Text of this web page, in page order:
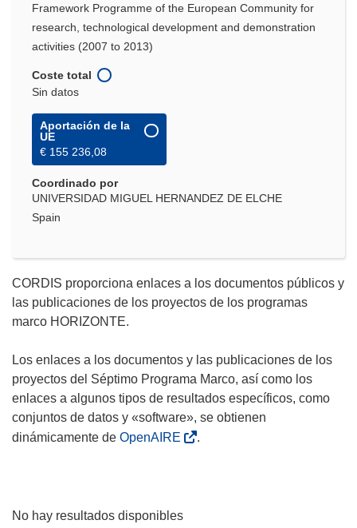
Framework Programme of the European Community for
research, technological development and demonstration
activities (2007 to 2013)
Coste total
Sin datos
Aportación de la
UE
€ 155 236,08
Coordinado por
UNIVERSIDAD MIGUEL HERNANDEZ DE ELCHE
Spain
CORDIS proporciona enlaces a los documentos públicos y
las publicaciones de los proyectos de los programas
marco HORIZONTE.
Los enlaces a los documentos y las publicaciones de los
proyectos del Séptimo Programa Marco, así como los
enlaces a algunos tipos de resultados específicos, como
conjuntos de datos y «software», se obtienen
dinámicamente de OpenAIRE .
No hay resultados disponibles